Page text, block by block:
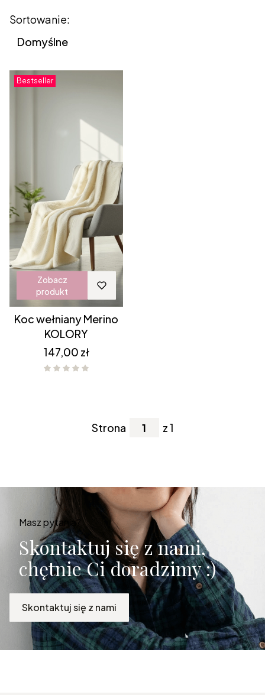
Lista produktów
Sortowanie:
Domyślne
Bestseller
Zobacz
produkt
Koc wełniany Merino
KOLORY
Cena
147,00 zł
Strona z 1
Masz pytania?
Skontaktuj się z nami,
chętnie Ci doradzimy :)
Skontaktuj się z nami